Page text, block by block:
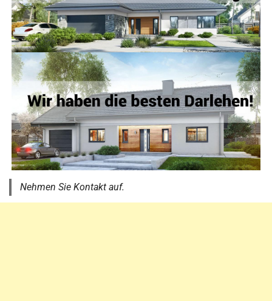
Nehmen Sie Kontakt auf.